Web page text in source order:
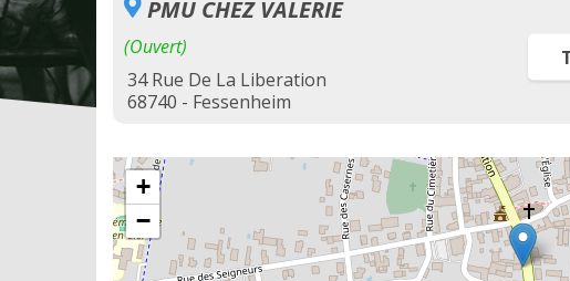
PMU CHEZ VALERIE
(Ouvert)
34 Rue De La Liberation
68740 - Fessenheim
+
−